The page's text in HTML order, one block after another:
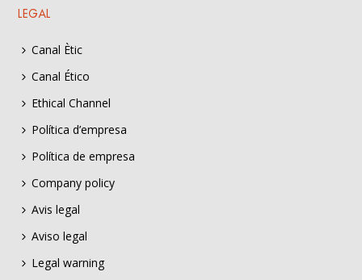
LEGAL
Canal Ètic
Canal Ético
Ethical Channel
Política d’empresa
Política de empresa
Company policy
Avis legal
Aviso legal
Legal warning